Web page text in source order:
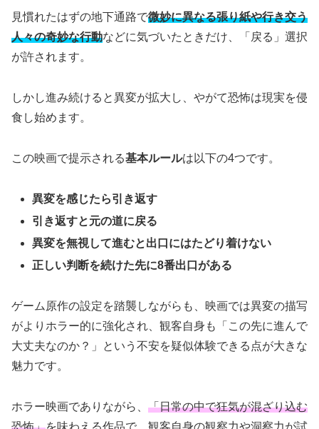
見慣れたはずの地下通路で微妙に異なる張り紙や行き交う
人々の奇妙な行動などに気づいたときだけ、「戻る」選択
が許されます。
しかし進み続けると異変が拡大し、やがて恐怖は現実を侵
食し始めます。
この映画で提示される基本ルールは以下の4つです。
異変を感じたら引き返す
引き返すと元の道に戻る
異変を無視して進むと出口にはたどり着けない
正しい判断を続けた先に8番出口がある
ゲーム原作の設定を踏襲しながらも、映画では異変の描写
がよりホラー的に強化され、観客自身も「この先に進んで
大丈夫なのか？」という不安を疑似体験できる点が大きな
魅力です。
ホラー映画でありながら、 「日常の中で狂気が混ざり込む
恐怖」を味わえる作品で、観客自身の観察力や洞察力が試